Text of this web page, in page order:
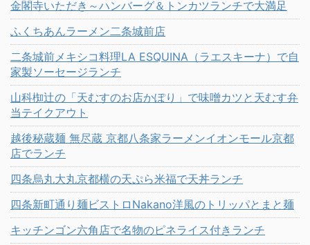
金閣寺いただき～ハンバーグ＆トンカツランチで大満足
ふくちあんラーメン二条城前店
二条城前メキシコ料理LA ESQUINA（ラエスキーナ）で自
家製ソーセージランチ
山科椥辻の「天むすのお店かぽり」で味噌カツと天むす弁
当テイクアウト
越後秘蔵麺 無尽蔵 京都八条家ラーメンイオンモール京都
店でランチ
四条烏丸大丸京都横の天ぷら米福で天丼ランチ
四条新町通り麺ビストロNakano洋風のトリッパとまと麺
キッチンゴン六角店で名物のピネライス付きランチ